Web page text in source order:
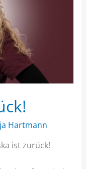
Hartmann
ist zurück!